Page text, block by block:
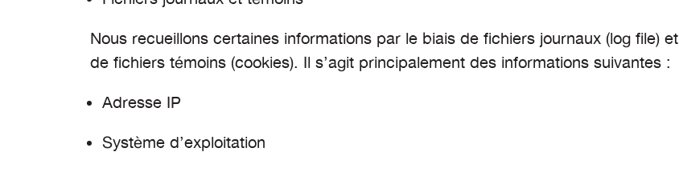
Nous recueillons certaines informations par le biais de fichiers journaux (log file) et
de fichiers témoins (cookies). Il s’agit principalement des informations suivantes :
Adresse IP
Système d’exploitation